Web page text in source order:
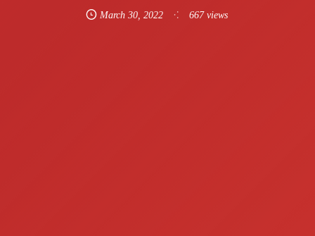
March 30, 2022 667 views